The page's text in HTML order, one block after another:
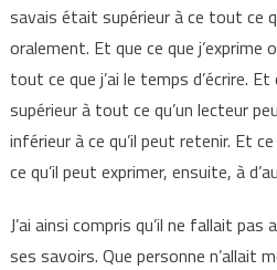
savais était supérieur à ce tout ce
oralement. Et que ce que j’exprime
tout ce que j’ai le temps d’écrire.
supérieur à tout ce qu’un lecteur
inférieur à ce qu’il peut retenir. Et
ce qu’il peut exprimer, ensuite, à
J’ai ainsi compris qu’il ne fallait
ses savoirs. Que personne n’allait